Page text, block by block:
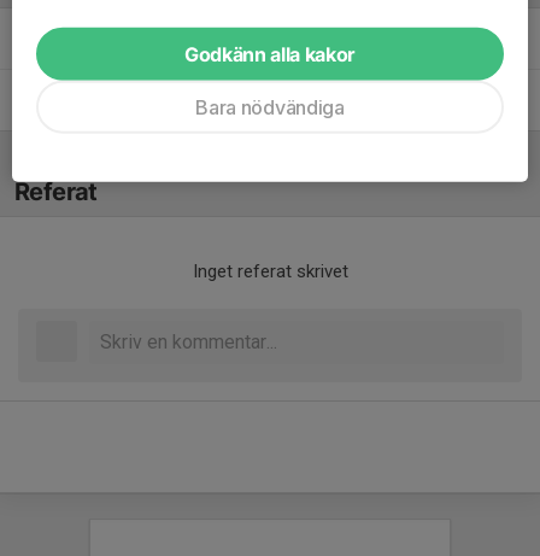
Tränare
Referat
Inget referat skrivet
Godkänn alla kakor
Bara nödvändiga